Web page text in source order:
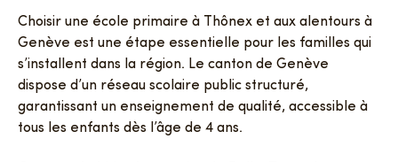
Choisir une école primaire à Thônex et aux alentours à
Genève est une étape essentielle pour les familles qui
s’installent dans la région. Le canton de Genève
dispose d’un réseau scolaire public structuré,
garantissant un enseignement de qualité, accessible à
tous les enfants dès l’âge de 4 ans.